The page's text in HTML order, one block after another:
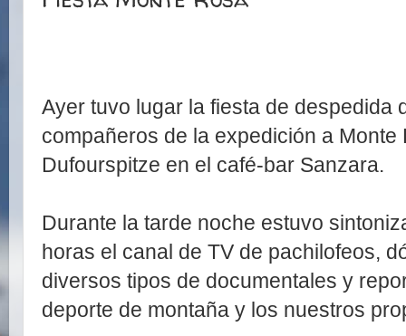
Ayer tuvo lugar la fiesta de despedida
compañeros de la expedición a Monte
Dufourspitze en el café-bar Sanzara.
Durante la tarde noche estuvo
horas el canal de TV de pachilofeos,
diversos tipos de documentales y
deporte de montaña y los nuestros